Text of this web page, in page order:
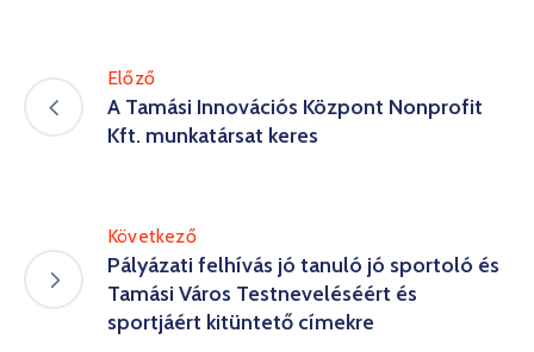
Előző
A Tamási Innovációs Központ Nonprofit
Kft. munkatársat keres
Következő
Pályázati felhívás jó tanuló jó sportoló és
Tamási Város Testneveléséért és
sportjáért kitüntető címekre